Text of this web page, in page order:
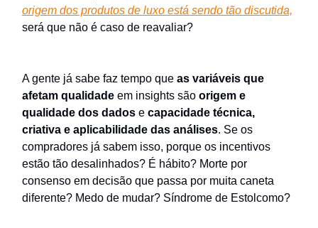
origem dos produtos de luxo está sendo tão discutida,
será que não é caso de reavaliar?
A gente já sabe faz tempo que as variáveis que
afetam qualidade em insights são origem e
qualidade dos dados e capacidade técnica,
criativa e aplicabilidade das análises. Se os
compradores já sabem isso, porque os incentivos
estão tão desalinhados? É hábito? Morte por
consenso em decisão que passa por muita caneta
diferente? Medo de mudar? Síndrome de Estolcomo?